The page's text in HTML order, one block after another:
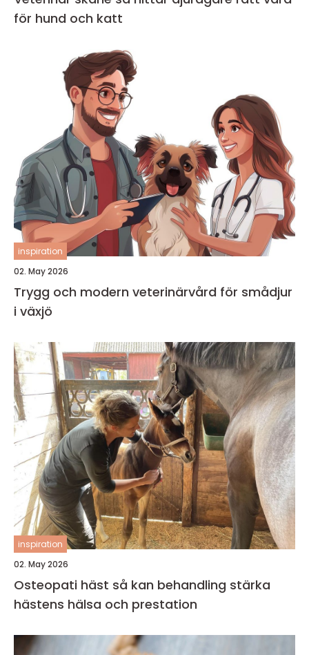
för hund och katt
inspiration
02. May 2026
Trygg och modern veterinärvård för smådjur
i växjö
inspiration
02. May 2026
Osteopati häst så kan behandling stärka
hästens hälsa och prestation